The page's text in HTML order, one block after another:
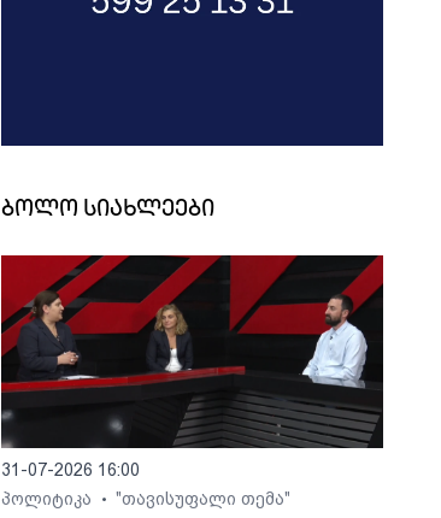
ბოლო სიახლეები
31-07-2026 16:00
პოლიტიკა
• "თავისუფალი თემა"